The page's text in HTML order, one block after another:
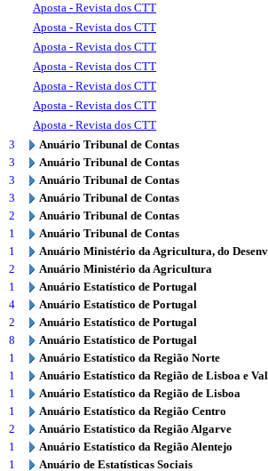
Aposta - Revista dos CTT
Aposta - Revista dos CTT
Aposta - Revista dos CTT
Aposta - Revista dos CTT
Aposta - Revista dos CTT
Aposta - Revista dos CTT
Aposta - Revista dos CTT
3
Anuário Tribunal de Contas
3
Anuário Tribunal de Contas
3
Anuário Tribunal de Contas
3
Anuário Tribunal de Contas
2
Anuário Tribunal de Contas
1
Anuário Tribunal de Contas
1
Anuário Ministério da Agricultura, do
2
Anuário Ministério da Agricultura
1
Anuário Estatístico de Portugal
4
Anuário Estatístico de Portugal
2
Anuário Estatístico de Portugal
8
Anuário Estatístico de Portugal
1
Anuário Estatístico da Região Norte
1
Anuário Estatístico da Região de Lisboa e
1
Anuário Estatístico da Região de Lisboa
1
Anuário Estatístico da Região Centro
2
Anuário Estatístico da Região Algarve
1
Anuário Estatístico da Região Alentejo
1
Anuário de Estatísticas Sociais